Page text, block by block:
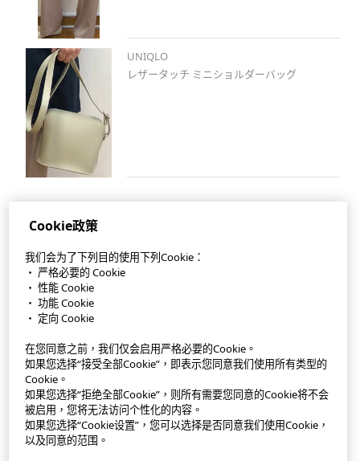
UNIQLO
レザータッチ ミニショルダーバッグ
StyleHint APP
使用條款
私隱政策
網站地圖
聯絡我們
公司概要
Cookie政策
我们会为了下列目的使用下列Cookie：
・ 严格必要的 Cookie
・ 性能 Cookie
・ 功能 Cookie
・ 定向 Cookie
在您同意之前，我们仅会启用严格必要的Cookie。
如果您选择“接受全部Cookie”，即表示您同意我们使用所有类型的
Cookie。
如果您选择“拒绝全部Cookie”，则所有需要您同意的Cookie将不会
被启用，您将无法访问个性化的内容。
如果您选择“Cookie设置”，您可以选择是否同意我们使用Cookie，
以及同意的范围。